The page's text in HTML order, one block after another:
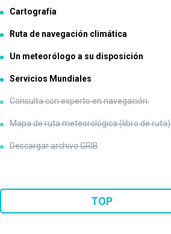
Cartografía
Ruta de navegación climática
Un meteorólogo a su disposición
Servicios Mundiales
Consulta con experto en navegación.
Mapa de ruta meteorológica (libro de ruta)
Descargar archivo GRIB
TOP